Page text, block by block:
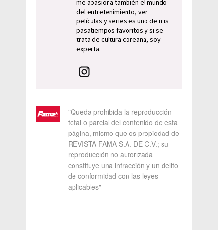
me apasiona también el mundo
del entretenimiento, ver
películas y series es uno de mis
pasatiempos favoritos y si se
trata de cultura coreana, soy
experta.
"Queda prohibida la reproducción
total o parcial del contenido de esta
página, mismo que es propiedad de
REVISTA FAMA S.A. DE C.V.; su
reproducción no autorizada
constituye una infracción y un delito
de conformidad con las leyes
aplicables"